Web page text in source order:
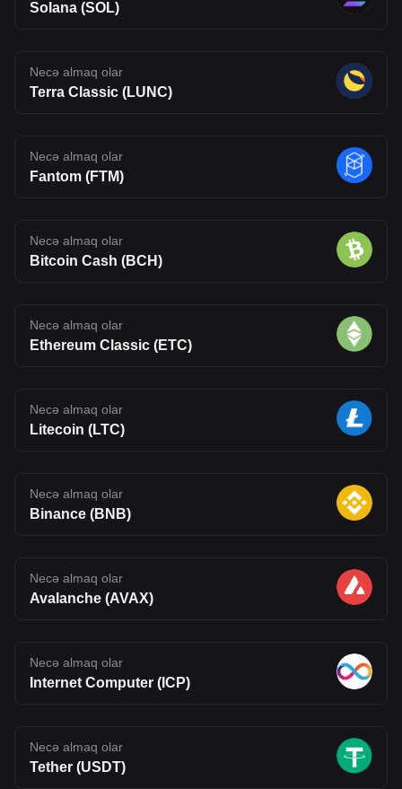
Solana (SOL)
Necə almaq olar
Terra Classic (LUNC)
Necə almaq olar
Fantom (FTM)
Necə almaq olar
Bitcoin Cash (BCH)
Necə almaq olar
Ethereum Classic (ETC)
Necə almaq olar
Litecoin (LTC)
Necə almaq olar
Binance (BNB)
Necə almaq olar
Avalanche (AVAX)
Necə almaq olar
Internet Computer (ICP)
Necə almaq olar
Tether (USDT)